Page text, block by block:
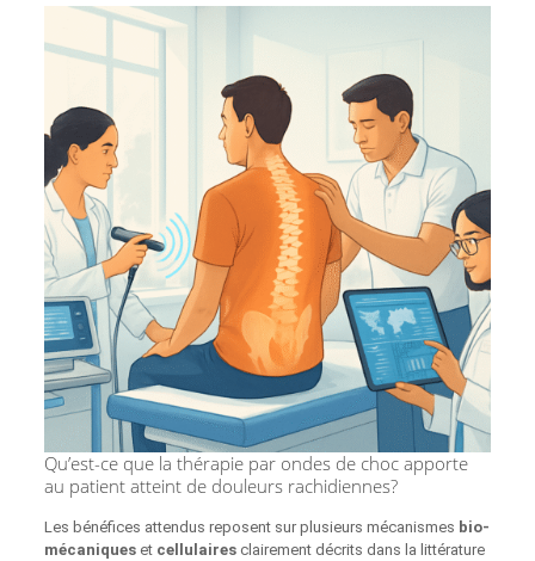
Qu’est-ce que la thérapie par ondes de choc apporte
au patient atteint de douleurs rachidiennes?
Les bénéfices attendus reposent sur plusieurs mécanismes bio­
mécaniqueset cellulairesclairement décrits dans la littérature